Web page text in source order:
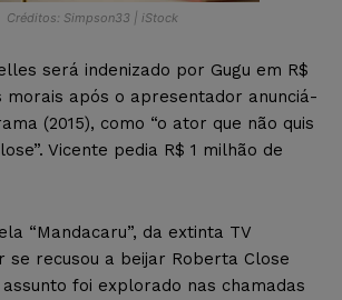
Créditos: Simpson33 | iStock
será indenizado por Gugu em R$
morais após o apresentador anunciá-
(2015), como “o ator que não quis
Vicente pedia R$ 1 milhão de
“Mandacaru”, da extinta TV
se recusou a beijar Roberta Close
assunto foi explorado nas chamadas